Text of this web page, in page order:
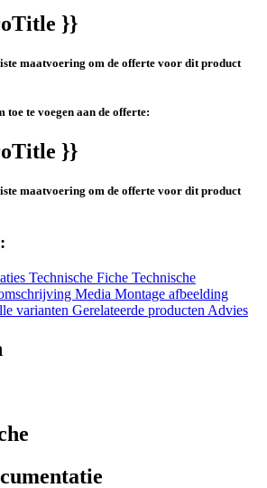
}}
maatvoering om de offerte voor dit product
te voegen aan de offerte:
}}
maatvoering om de offerte voor dit product
Technische Fiche Technische
Media Montage afbeelding
varianten Gerelateerde producten Advies